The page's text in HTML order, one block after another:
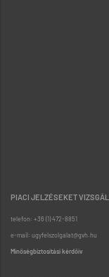
PIACI JELZÉSEKET
telefon: +36 (1) 472-8851
e-mail: ugyfelszolgalat@gvh.hu
Minőségbiztosítási kérdőív